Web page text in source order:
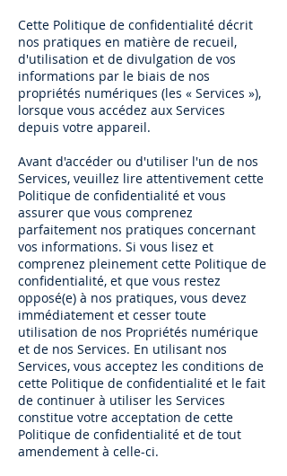
Cette Politique de confidentialité décrit
nos pratiques en matière de recueil,
d'utilisation et de divulgation de vos
informations par le biais de nos
propriétés numériques (les « Services »),
lorsque vous accédez aux Services
depuis votre appareil.
Avant d'accéder ou d'utiliser l'un de nos
Services, veuillez lire attentivement cette
Politique de confidentialité et vous
assurer que vous comprenez
parfaitement nos pratiques concernant
vos informations. Si vous lisez et
comprenez pleinement cette Politique de
confidentialité, et que vous restez
opposé(e) à nos pratiques, vous devez
immédiatement et cesser toute
utilisation de nos Propriétés numérique
et de nos Services. En utilisant nos
Services, vous acceptez les conditions de
cette Politique de confidentialité et le fait
de continuer à utiliser les Services
constitue votre acceptation de cette
Politique de confidentialité et de tout
amendement à celle-ci.